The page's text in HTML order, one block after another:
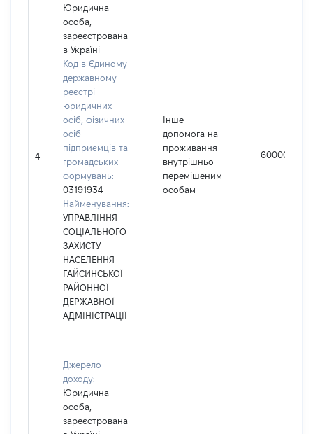
4
Юридична
особа,
зареєстрована
в Україні
Код в Єдиному
державному
реєстрі
юридичних
осіб, фізичних
осіб –
підприємців та
громадських
формувань:
03191934
Найменування:
УПРАВЛІННЯ
СОЦІАЛЬНОГО
ЗАХИСТУ
НАСЕЛЕННЯ
ГАЙСИНСЬКОЇ
РАЙОННОЇ
ДЕРЖАВНОЇ
АДМІНІСТРАЦІЇ
Інше
допомога на
проживання
внутрішньо
перемішеним
особам
60000
Джерело
доходу:
Юридична
особа,
зареєстрована